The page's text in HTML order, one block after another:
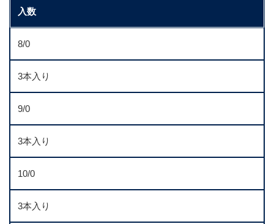
入数
8/0
3本入り
9/0
3本入り
10/0
3本入り